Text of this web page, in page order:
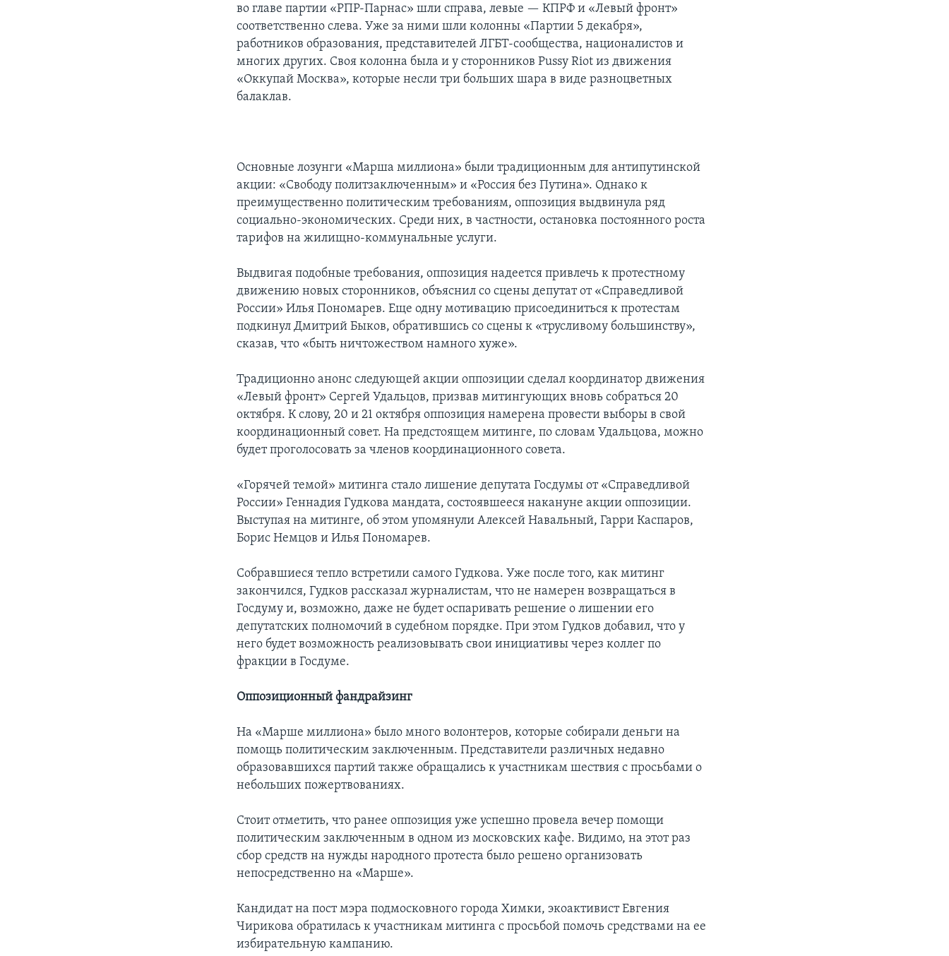
во главе партии «РПР-Парнас» шли справа, левые — КПРФ и «Левый фронт»
соответственно слева. Уже за ними шли колонны «Партии 5 декабря»,
работников образования, представителей ЛГБТ-сообщества, националистов и
многих других. Своя колонна была и у сторонников Pussy Riot из движения
«Оккупай Москва», которые несли три больших шара в виде разноцветных
балаклав.
Основные лозунги «Марша миллиона» были традиционным для антипутинской
акции: «Свободу политзаключенным» и «Россия без Путина». Однако к
преимущественно политическим требованиям, оппозиция выдвинула ряд
социально-экономических. Среди них, в частности, остановка постоянного роста
тарифов на жилищно-коммунальные услуги.
Выдвигая подобные требования, оппозиция надеется привлечь к протестному
движению новых сторонников, объяснил со сцены депутат от «Справедливой
России» Илья Пономарев. Еще одну мотивацию присоединиться к протестам
подкинул Дмитрий Быков, обратившись со сцены к «трусливому большинству»,
сказав, что «быть ничтожеством намного хуже».
Традиционно анонс следующей акции оппозиции сделал координатор движения
«Левый фронт» Сергей Удальцов, призвав митингующих вновь собраться 20
октября. К слову, 20 и 21 октября оппозиция намерена провести выборы в свой
координационный совет. На предстоящем митинге, по словам Удальцова, можно
будет проголосовать за членов координационного совета.
«Горячей темой» митинга стало лишение депутата Госдумы от «Справедливой
России» Геннадия Гудкова мандата, состоявшееся накануне акции оппозиции.
Выступая на митинге, об этом упомянули Алексей Навальный, Гарри Каспаров,
Борис Немцов и Илья Пономарев.
Собравшиеся тепло встретили самого Гудкова. Уже после того, как митинг
закончился, Гудков рассказал журналистам, что не намерен возвращаться в
Госдуму и, возможно, даже не будет оспаривать решение о лишении его
депутатских полномочий в судебном порядке. При этом Гудков добавил, что у
него будет возможность реализовывать свои инициативы через коллег по
фракции в Госдуме.
Оппозиционный фандрайзинг
На «Марше миллиона» было много волонтеров, которые собирали деньги на
помощь политическим заключенным. Представители различных недавно
образовавшихся партий также обращались к участникам шествия с просьбами о
небольших пожертвованиях.
Стоит отметить, что ранее оппозиция уже успешно провела вечер помощи
политическим заключенным в одном из московских кафе. Видимо, на этот раз
сбор средств на нужды народного протеста было решено организовать
непосредственно на «Марше».
Кандидат на пост мэра подмосковного города Химки, экоактивист Евгения
Чирикова обратилась к участникам митинга с просьбой помочь средствами на ее
избирательную кампанию.